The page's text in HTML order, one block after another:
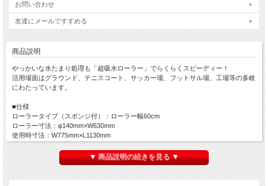
お問い合わせ
友達にメールですすめる
商品説明
やっかいな水たまり処理も「超吸水ローラー」でらくらくスピーディー！
活用場面はグラウンド、テニスコート、サッカー場、フットサル場、工場等の多岐
にわたっています。
■仕様
ローラータイプ（スポンジ付）：ローラー幅60cm
ローラー寸法：φ140mm×W630mm
使用時寸法：W775mm×L1130mm
折畳時寸法：W1207mm×D307mm
質量（乾燥時）：約2.1kg
吸水量：約3L
▼ 商品説明の続きを見る ▼